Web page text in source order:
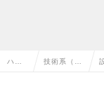
ハイ 技術系（電